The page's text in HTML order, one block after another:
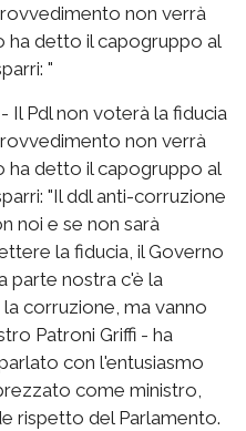
non verrà
ha detto il capogruppo al
"
- Il Pdl non voterà la fiducia
non verrà
ha detto il capogruppo al
"Il ddl anti-corruzione
noi e se non sarà
la fiducia, il Governo
parte nostra c'è la
corruzione, ma vanno
Patroni Griffi - ha
con l'entusiasmo
come ministro,
rispetto del Parlamento.